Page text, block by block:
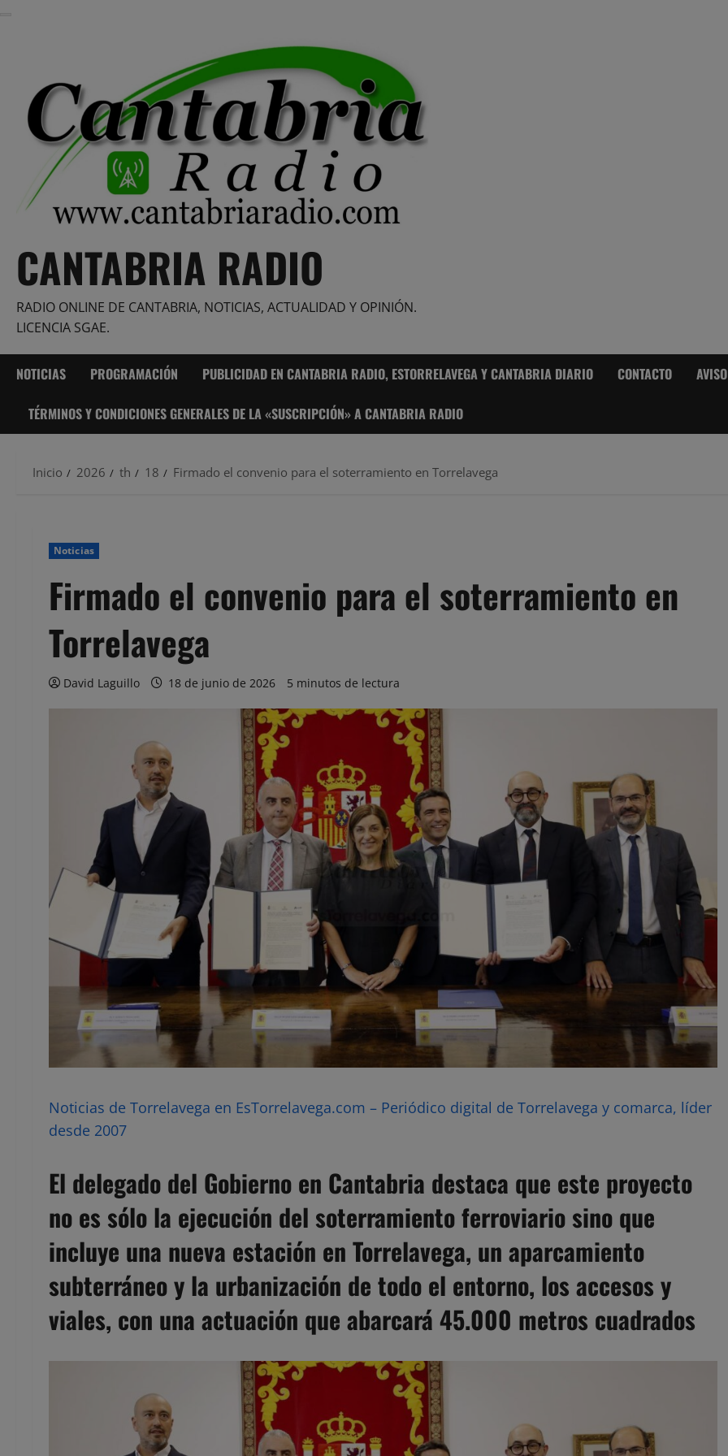
CANTABRIA RADIO
RADIO ONLINE DE CANTABRIA, NOTICIAS, ACTUALIDAD Y OPINIÓN.
LICENCIA SGAE.
NOTICIAS PROGRAMACIÓN PUBLICIDAD EN CANTABRIA RADIO, ESTORRELAVEGA Y CANTABRIA DIARIO CONTACTO
TÉRMINOS Y CONDICIONES GENERALES DE LA «SUSCRIPCIÓN» A CANTABRIA RADIO
Inicio 2026 th 18 Firmado el convenio para el soterramiento en Torrelavega
Noticias
Firmado el convenio para el soterramiento en
Torrelavega
David Laguillo 18 de junio de 2026 5 minutos de lectura
Noticias de Torrelavega en EsTorrelavega.com – Periódico digital de Torrelavega y comarca, líder
desde 2007
El delegado del Gobierno en Cantabria destaca que este proyecto
no es sólo la ejecución del soterramiento ferroviario sino que
incluye una nueva estación en Torrelavega, un aparcamiento
subterráneo y la urbanización de todo el entorno, los accesos y
viales, con una actuación que abarcará 45.000 metros cuadrados